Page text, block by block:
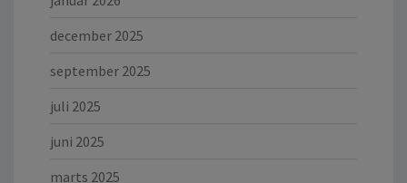
december 2025
september 2025
juli 2025
juni 2025
marts 2025